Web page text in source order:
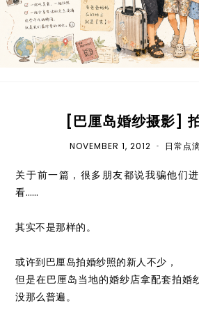
[巴厘岛婚纱摄影]
NOVEMBER 1, 2012 • 日常点
关于前一篇，很多朋友都说我骗他们
看……
其实不是那样的。
或许到巴厘岛拍婚纱照的新人不少，
但是在巴厘岛当地的婚纱店拿配套拍婚
没那么普遍。